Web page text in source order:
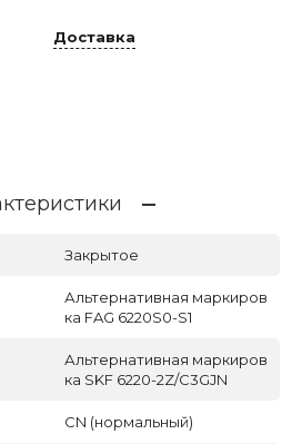
Доставка
Закрытое
Альтернативная маркиров
ка FAG 6220S0-S1
Альтернативная маркиров
ка SKF 6220-2Z/C3GJN
CN (нормальный)